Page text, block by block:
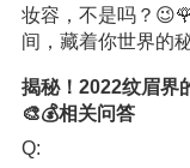
妆容，不是吗？
间，藏着你世界的
揭秘！2022纹眉界
🎨💰相关问答
Q: